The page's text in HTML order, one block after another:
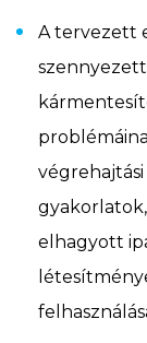
A tervezett
elhagyott